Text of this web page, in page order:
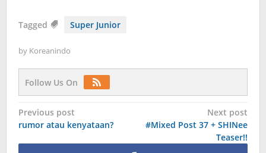
Tagged Super Junior
by Koreanindo
Follow Us On
Post
navigation
Previous post
rumor atau kenyataan?
Next post
#Mixed Post 37 + SHINee
Teaser!!